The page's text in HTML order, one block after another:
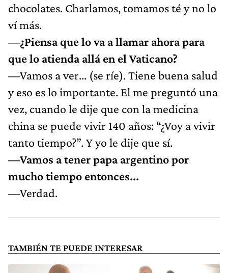
chocolates. Charlamos, tomamos té y no lo
ví más.
—¿Piensa que lo va a llamar ahora para
que lo atienda allá en el Vaticano?
—Vamos a ver... (se ríe). Tiene buena salud
y eso es lo importante. El me preguntó una
vez, cuando le dije que con la medicina
china se puede vivir 140 años: “¿Voy a vivir
tanto tiempo?”. Y yo le dije que sí.
—Vamos a tener papa argentino por
mucho tiempo entonces...
—Verdad.
TAMBIÉN TE PUEDE INTERESAR